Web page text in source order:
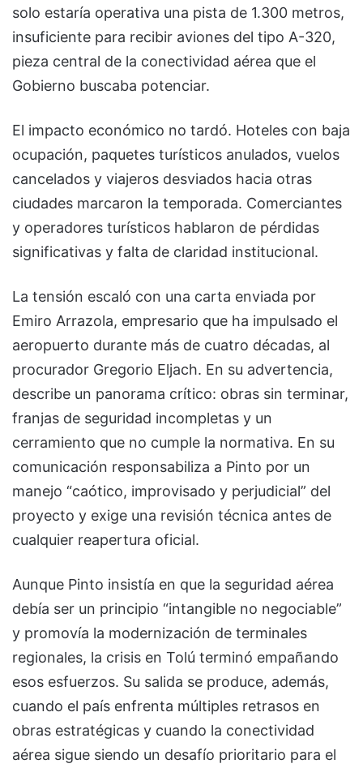
solo estaría operativa una pista de 1.300 metros,
insuficiente para recibir aviones del tipo A-320,
pieza central de la conectividad aérea que el
Gobierno buscaba potenciar.
El impacto económico no tardó. Hoteles con baja
ocupación, paquetes turísticos anulados, vuelos
cancelados y viajeros desviados hacia otras
ciudades marcaron la temporada. Comerciantes
y operadores turísticos hablaron de pérdidas
significativas y falta de claridad institucional.
La tensión escaló con una carta enviada por
Emiro Arrazola, empresario que ha impulsado el
aeropuerto durante más de cuatro décadas, al
procurador Gregorio Eljach. En su advertencia,
describe un panorama crítico: obras sin terminar,
franjas de seguridad incompletas y un
cerramiento que no cumple la normativa. En su
comunicación responsabiliza a Pinto por un
manejo “caótico, improvisado y perjudicial” del
proyecto y exige una revisión técnica antes de
cualquier reapertura oficial.
Aunque Pinto insistía en que la seguridad aérea
debía ser un principio “intangible no negociable”
y promovía la modernización de terminales
regionales, la crisis en Tolú terminó empañando
esos esfuerzos. Su salida se produce, además,
cuando el país enfrenta múltiples retrasos en
obras estratégicas y cuando la conectividad
aérea sigue siendo un desafío prioritario para el